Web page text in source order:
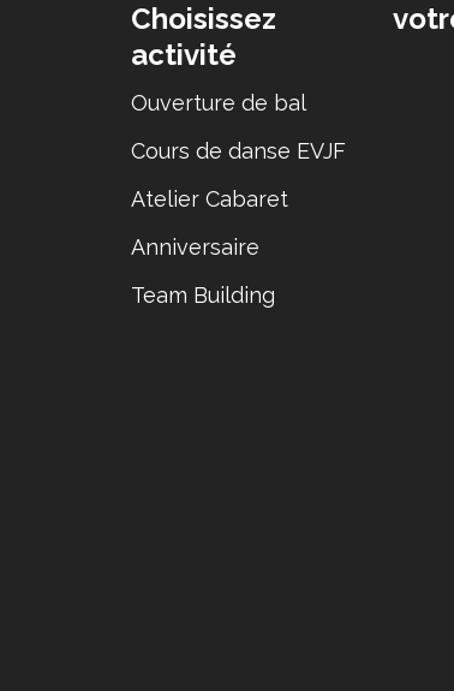
Choisissez
activité
Ouverture de bal
Cours de danse EVJF
Atelier Cabaret
Anniversaire
Team Building